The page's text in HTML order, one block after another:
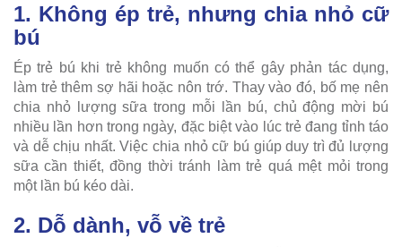
1. Không ép trẻ, nhưng chia nhỏ cữ
bú
Ép trẻ bú khi trẻ không muốn có thể gây phản tác dụng,
làm trẻ thêm sợ hãi hoặc nôn trớ. Thay vào đó, bố mẹ nên
chia nhỏ lượng sữa trong mỗi lần bú, chủ động mời bú
nhiều lần hơn trong ngày, đặc biệt vào lúc trẻ đang tỉnh táo
và dễ chịu nhất. Việc chia nhỏ cữ bú giúp duy trì đủ lượng
sữa cần thiết, đồng thời tránh làm trẻ quá mệt mỏi trong
một lần bú kéo dài.
2. Dỗ dành, vỗ về trẻ